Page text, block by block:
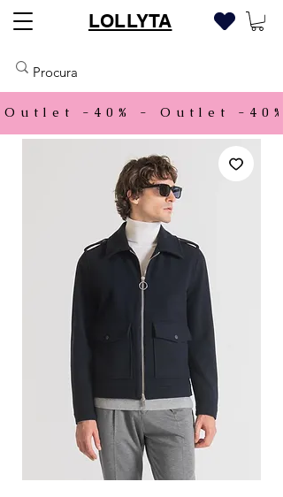
LOLLYTA
Outlet -40% -